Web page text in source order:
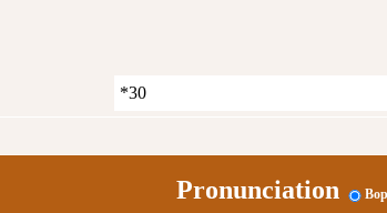
Pronunciation